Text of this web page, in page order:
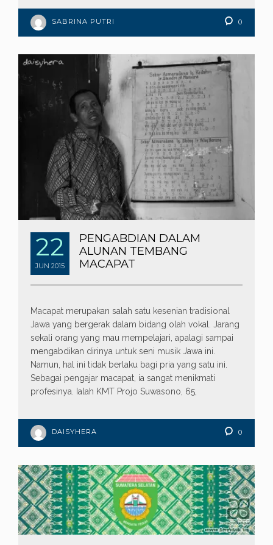
SABRINA PUTRI 0
22
JUN 2015
PENGABDIAN DALAM
ALUNAN TEMBANG
MACAPAT
Macapat merupakan salah satu kesenian tradisional
Jawa yang bergerak dalam bidang olah vokal. Jarang
sekali orang yang mau mempelajari, apalagi sampai
mengabdikan dirinya untuk seni musik Jawa ini.
Namun, hal ini tidak berlaku bagi pria yang satu ini.
Sebagai pengajar macapat, ia sangat menikmati
profesinya. Ialah KMT Projo Suwasono, 65,
DAISYHERA 0